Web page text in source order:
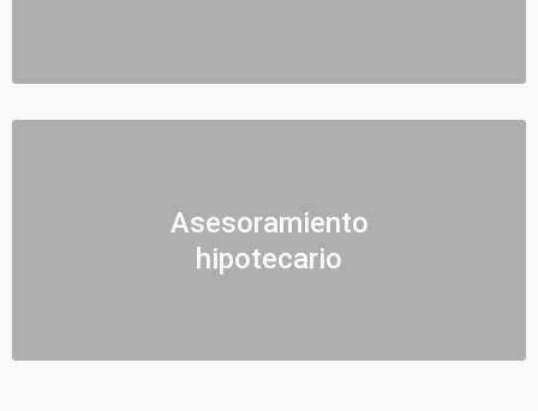
Asesoramiento
hipotecario